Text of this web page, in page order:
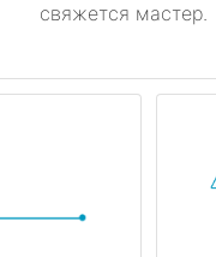
свяжется мастер.